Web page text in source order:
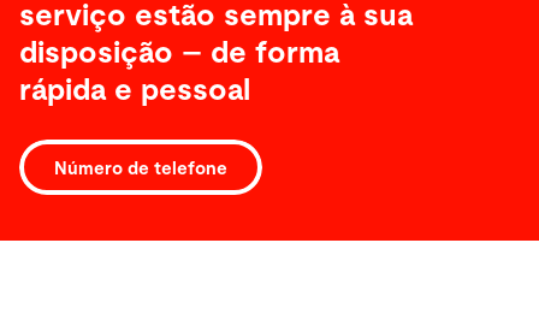
serviço estão sempre à sua
disposição – de forma
rápida e pessoal
Número de telefone